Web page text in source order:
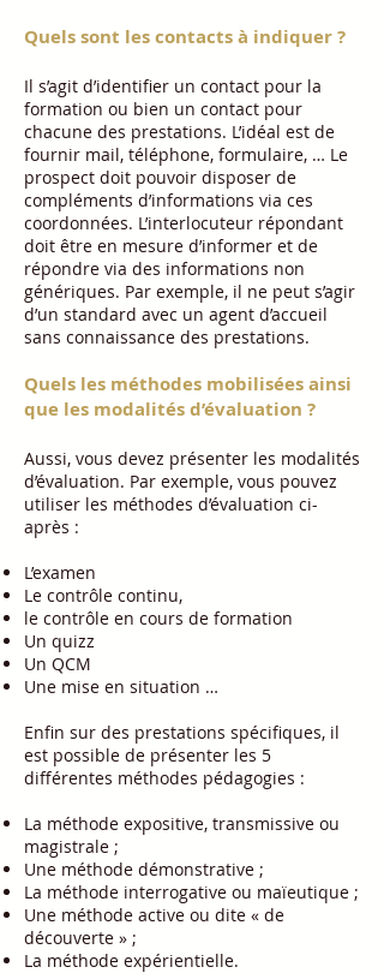
Quels sont les contacts à indiquer ?
Il s’agit d’identifier un contact pour la
formation ou bien un contact pour
chacune des prestations. L’idéal est de
fournir mail, téléphone, formulaire, … Le
prospect doit pouvoir disposer de
compléments d’informations via ces
coordonnées. L’interlocuteur répondant
doit être en mesure d’informer et de
répondre via des informations non
génériques. Par exemple, il ne peut s’agir
d’un standard avec un agent d’accueil
sans connaissance des prestations.
Quels les méthodes mobilisées ainsi
que les modalités d’évaluation ?
Aussi, vous devez présenter les modalités
d’évaluation. Par exemple, vous pouvez
utiliser les méthodes d’évaluation ci-
après :
L’examen
Le contrôle continu,
le contrôle en cours de formation
Un quizz
Un QCM
Une mise en situation …
Enfin sur des prestations spécifiques, il
est possible de présenter les 5
différentes méthodes pédagogies :
La méthode expositive, transmissive ou
magistrale ;
Une méthode démonstrative ;
La méthode interrogative ou maïeutique ;
Une méthode active ou dite « de
découverte » ;
La méthode expérientielle.